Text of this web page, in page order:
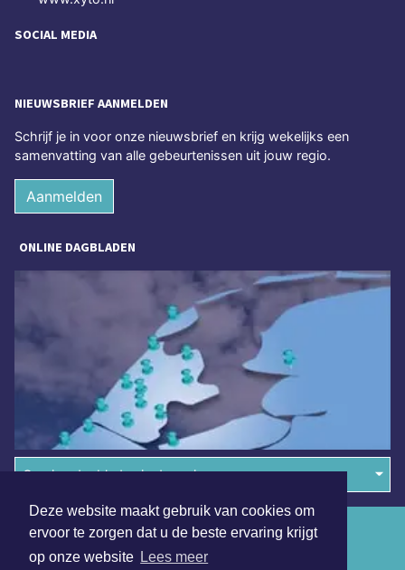
Deze website maakt gebruik van cookies om
ervoor te zorgen dat u de beste ervaring krijgt
op onze website Lees meer
SOCIAL MEDIA
NIEUWSBRIEF AANMELDEN
Schrijf je in voor onze nieuwsbrief en krijg wekelijks een
samenvatting van alle gebeurtenissen uit jouw regio.
Aanmelden
ONLINE DAGBLADEN
Overige dagbladen in de regio
Algemene voorwaarden
Disclaimer